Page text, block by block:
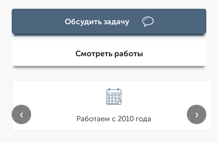
Обсудить задачу
Смотреть работы
Работаем с 2010 года
‹ ›